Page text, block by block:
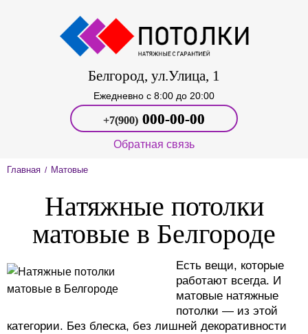
Белгород, ул.Улица, 1
Ежедневно c 8:00 до 20:00
+7(900) 000‑00-00
Обратная связь
Главная / Матовые
Натяжные потолки
матовые в Белгороде
Есть вещи, которые
работают всегда. И
матовые натяжные
потолки — из этой
категории. Без блеска, без лишней декоративности